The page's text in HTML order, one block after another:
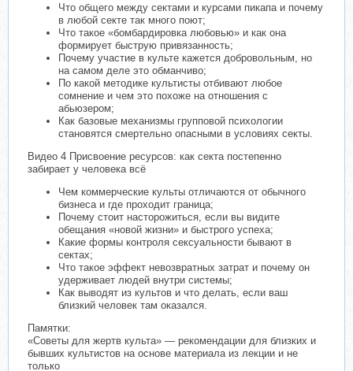
Что общего между сектами и курсами пикапа и почему
в любой секте так много поют;
Что такое «бомбардировка любовью» и как она
формирует быструю привязанность;
Почему участие в культе кажется добровольным, но
на самом деле это обманчиво;
По какой методике культисты отбивают любое
сомнение и чем это похоже на отношения с
абьюзером;
Как базовые механизмы групповой психологии
становятся смертельно опасными в условиях секты.
Видео 4 Присвоение ресурсов: как секта постепенно
забирает у человека всё
Чем коммерческие культы отличаются от обычного
бизнеса и где проходит граница;
Почему стоит насторожиться, если вы видите
обещания «новой жизни» и быстрого успеха;
Какие формы контроля сексуальности бывают в
сектах;
Что такое эффект невозвратных затрат и почему он
удерживает людей внутри системы;
Как выводят из культов и что делать, если ваш
близкий человек там оказался.
Памятки:
«Советы для жертв культа» — рекомендации для близких и
бывших культистов на основе материала из лекции и не
только